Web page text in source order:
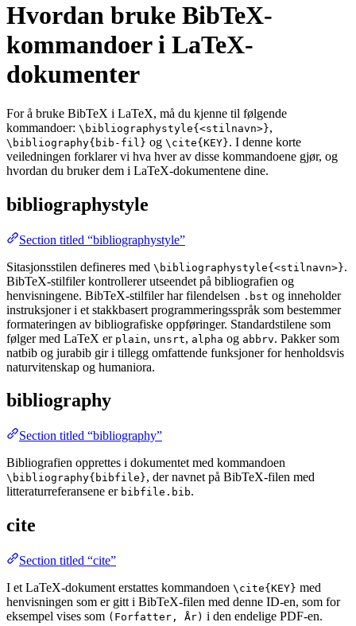
Hvordan bruke BibTeX-
kommandoer i LaTeX-
dokumenter
For å bruke BibTeX i LaTeX, må du kjenne til følgende
kommandoer: \bibliographystyle{<stilnavn>},
\bibliography{bib-fil} og \cite{KEY}. I denne korte
veiledningen forklarer vi hva hver av disse kommandoene gjør, og
hvordan du bruker dem i LaTeX-dokumentene dine.
bibliographystyle
Section titled “bibliographystyle”
Sitasjonsstilen defineres med \bibliographystyle{<stilnavn>}.
BibTeX-stilfiler kontrollerer utseendet på bibliografien og
henvisningene. BibTeX-stilfiler har filendelsen .bst og inneholder
instruksjoner i et stakkbasert programmeringsspråk som bestemmer
formateringen av bibliografiske oppføringer. Standardstilene som
følger med LaTeX er plain, unsrt, alpha og abbrv. Pakker som
natbib og jurabib gir i tillegg omfattende funksjoner for henholdsvis
naturvitenskap og humaniora.
bibliography
Section titled “bibliography”
Bibliografien opprettes i dokumentet med kommandoen
\bibliography{bibfile}, der navnet på BibTeX-filen med
litteraturreferansene er bibfile.bib.
cite
Section titled “cite”
I et LaTeX-dokument erstattes kommandoen \cite{KEY} med
henvisningen som er gitt i BibTeX-filen med denne ID-en, som for
eksempel vises som (Forfatter, År) i den endelige PDF-en.